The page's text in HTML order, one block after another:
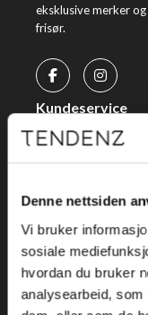
Denne nettsiden
Vi bruker
sosiale
hvordan du bruker
analysearbeid, som
eksklusive merker
frisør.
Kundeservice
Kjøpsvilkår
Personvern
Holtegata 26, 0355
Telefon: +47 22 92
E-post: